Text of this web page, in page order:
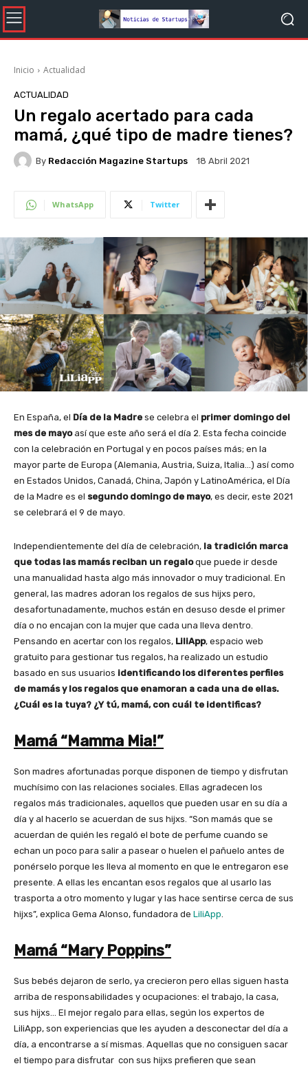
Inicio Actualidad
ACTUALIDAD
Un regalo acertado para cada
mamá, ¿qué tipo de madre tienes?
By Redacción Magazine Startups 18 Abril 2021
WhatsApp Twitter
En España, el Día de la Madre se celebra el primer domingo del
mes de mayoasí que este año será el día 2. Esta fecha coincide
con la celebración en Portugal y en pocos países más; en la
mayor parte de Europa (Alemania, Austria, Suiza, Italia…) así como
en Estados Unidos, Canadá, China, Japón y LatinoAmérica, el Día
de la Madre es el segundo domingo de mayo, es decir, este 2021
se celebrará el 9 de mayo.
Independientemente del día de celebración, la tradición marca
que todas las mamás reciban un regaloque puede ir desde
una manualidad hasta algo más innovador o muy tradicional. En
general, las madres adoran los regalos de sus hijxs pero,
desafortunadamente, muchos están en desuso desde el primer
día o no encajan con la mujer que cada una lleva dentro.
Pensando en acertar con los regalos, LiliApp, espacio web
gratuito para gestionar tus regalos, ha realizado un estudio
basado en sus usuarios identificando los diferentes perfiles
de mamás y los regalos que enamoran a cada una de ellas.
¿Cuál es la tuya? ¿Y tú, mamá, con cuál te identificas?
Mamá “Mamma Mia!”
Son madres afortunadas porque disponen de tiempo y disfrutan
muchísimo con las relaciones sociales. Ellas agradecen los
regalos más tradicionales, aquellos que pueden usar en su día a
día y al hacerlo se acuerdan de sus hijxs. “Son mamás que se
acuerdan de quién les regaló el bote de perfume cuando se
echan un poco para salir a pasear o huelen el pañuelo antes de
ponérselo porque les lleva al momento en que le entregaron ese
presente. A ellas les encantan esos regalos que al usarlo las
trasporta a otro momento y lugar y las hace sentirse cerca de sus
hijxs”, explica Gema Alonso, fundadora de LiliApp
Mamá “Mary Poppins”
Sus bebés dejaron de serlo, ya crecieron pero ellas siguen hasta
arriba de responsabilidades y ocupaciones: el trabajo, la casa,
sus hijxs… El mejor regalo para ellas, según los expertos de
LiliApp, son experiencias que les ayuden a desconectar del día a
día, a encontrarse a sí mismas. Aquellas que no consiguen sacar
el tiempo para disfrutar con sus hijxs prefieren que sean